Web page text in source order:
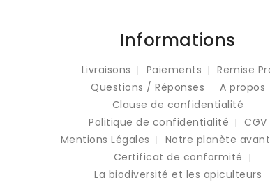
Informations
Livraisons Paiements
Remise
Questions / Réponses
A propos
Clause de confidentialité
Politique de confidentialité
CGV
Mentions Légales
Notre planète
Certificat de conformité
La biodiversité et les apiculteurs